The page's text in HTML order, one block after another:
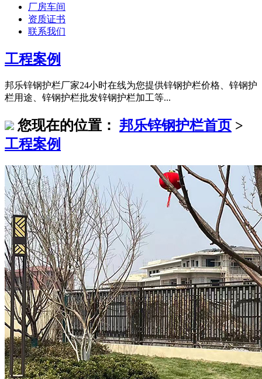
厂房车间
资质证书
联系我们
工程案例
邦乐锌钢护栏厂家24小时在线为您提供锌钢护栏价格、锌钢护
栏用途、锌钢护栏批发锌钢护栏加工等...
您现在的位置： 邦乐锌钢护栏首页 >
工程案例